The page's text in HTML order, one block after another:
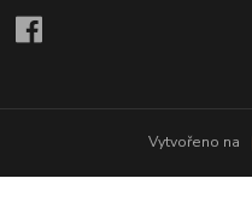
Vytvořeno na